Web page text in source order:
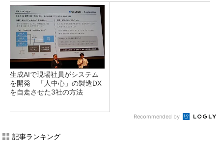
生成AIで現場社員がシステム
を開発 「人中心」の製造DX
を自走させた3社の方法
Recommended by
記事ランキング